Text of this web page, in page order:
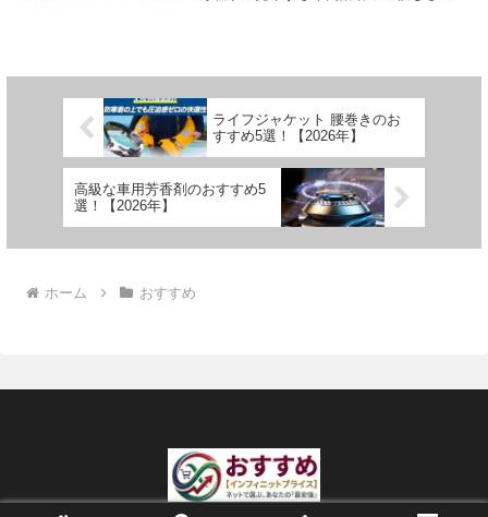
ライフジャケット 腰巻きのお
すすめ5選！【2026年】
高級な車用芳香剤のおすすめ5
選！【2026年】
ホーム おすすめ